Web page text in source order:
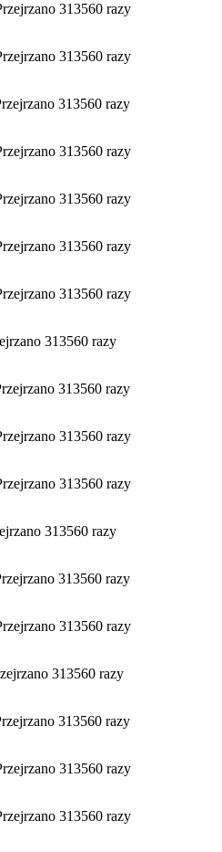
313560 razy
313560 razy
313560 razy
313560 razy
313560 razy
313560 razy
313560 razy
313560 razy
313560 razy
313560 razy
313560 razy
313560 razy
313560 razy
313560 razy
313560 razy
313560 razy
313560 razy
313560 razy